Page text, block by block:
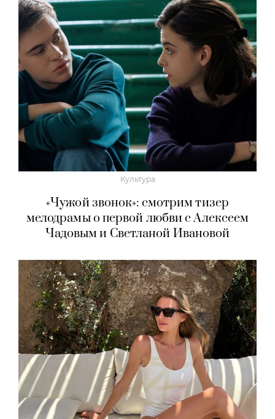
Культура
«Чужой звонок»: смотрим тизер
мелодрамы о первой любви с Алексеем
Чадовым и Светланой Ивановой